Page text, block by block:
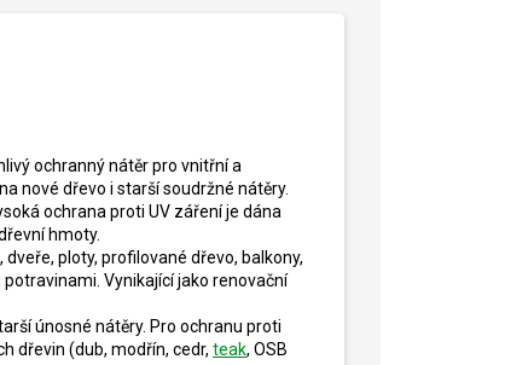
ochranný nátěr pro vnitřní a
nové dřevo i starší soudržné nátěry.
ochrana proti UV záření je dána
hmoty.
ploty, profilované dřevo, balkony,
Vynikající jako renovační
únosné nátěry. Pro ochranu proti
dřevin (dub, modřín, cedr, teak, OSB